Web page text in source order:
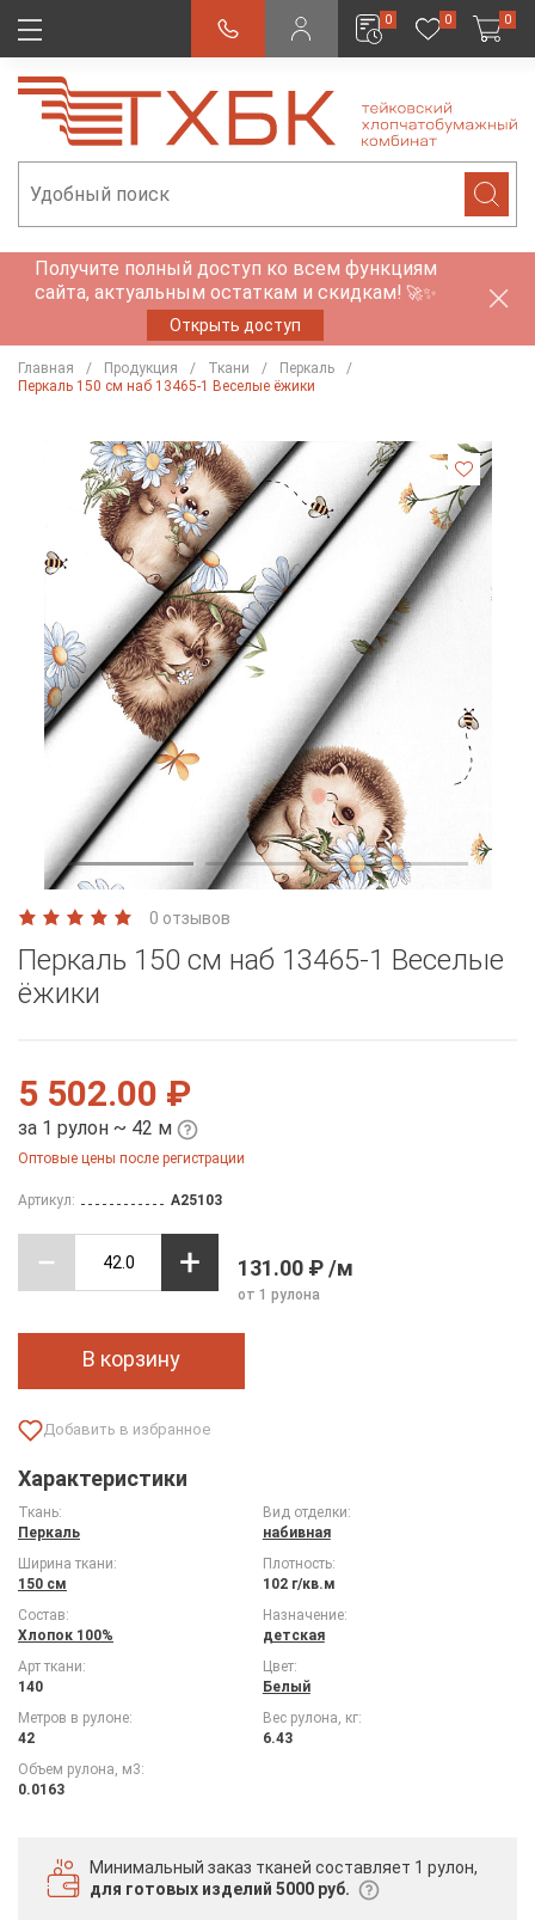
0 0 0
Получите полный доступ ко всем функциям
сайта, актуальным остаткам и скидкам! 🚀✨
Открыть доступ
Главная Продукция Ткани
Перкаль
Перкаль 150 см наб 13465-1 Веселые ёжики
0 отзывов
Перкаль 150 см наб 13465-1 Веселые
ёжики
5 502.00 ₽
за 1 рулон ~ 42 м
Оптовые цены после регистрации
Артикул: A25103
131.00 ₽ /м
от 1 рулона
В корзину
Характеристики
Ткань:
Перкаль
Вид отделки:
набивная
Ширина ткани:
150 см
Плотность:
102 г/кв.м
Состав:
Хлопок 100%
Назначение:
детская
Арт ткани:
140
Цвет:
Белый
Метров в рулоне:
42
Вес рулона, кг:
6.43
Объем рулона, м3:
0.0163
Минимальный заказ тканей составляет 1 рулон,
для готовых изделий 5000 руб.